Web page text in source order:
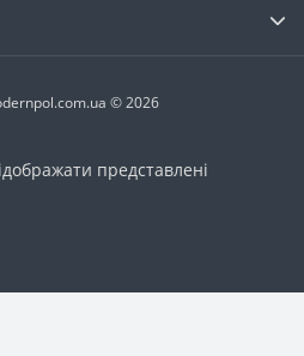
© 2026
представлені